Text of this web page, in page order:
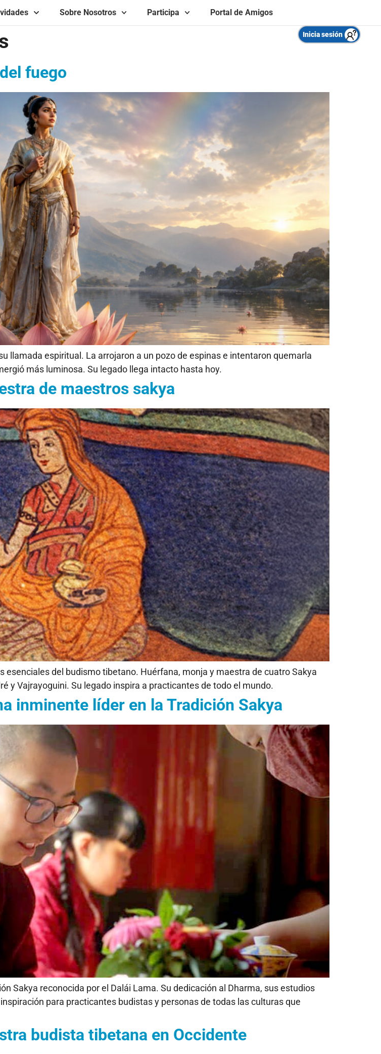
Inicia sesión
Sobre Nosotros Participa Portal de Amigos
fuego
llamada espiritual. La arrojaron a un pozo de espinas e intentaron quemarla
más luminosa. Su legado llega intacto hasta hoy.
de maestros sakya
del budismo tibetano. Huérfana, monja y maestra de cuatro Sakya
y Vajrayoguini. Su legado inspira a practicantes de todo el mundo.
inminente líder en la Tradición Sakya
Sakya reconocida por el Dalái Lama. Su dedicación al Dharma, sus estudios
para practicantes budistas y personas de todas las culturas que
budista tibetana en Occidente